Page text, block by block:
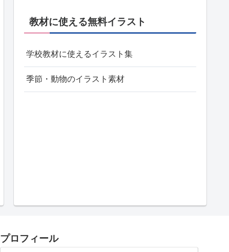
教材に使える無料イラスト
学校教材に使えるイラスト集
季節・動物のイラスト素材
プロフィール